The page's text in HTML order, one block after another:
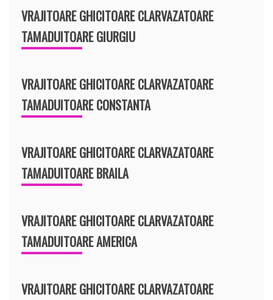
VRAJITOARE GHICITOARE CLARVAZATOARE
TAMADUITOARE GIURGIU
VRAJITOARE GHICITOARE CLARVAZATOARE
TAMADUITOARE CONSTANTA
VRAJITOARE GHICITOARE CLARVAZATOARE
TAMADUITOARE BRAILA
VRAJITOARE GHICITOARE CLARVAZATOARE
TAMADUITOARE AMERICA
VRAJITOARE GHICITOARE CLARVAZATOARE